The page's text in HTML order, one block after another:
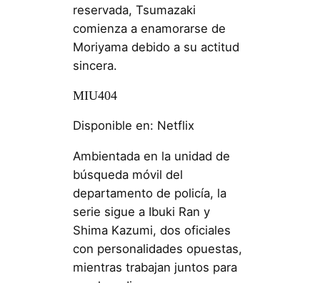
reservada, Tsumazaki
comienza a enamorarse de
Moriyama debido a su actitud
sincera.
MIU404
Disponible en: Netflix
Ambientada en la unidad de
búsqueda móvil del
departamento de policía, la
serie sigue a Ibuki Ran y
Shima Kazumi, dos oficiales
con personalidades opuestas,
mientras trabajan juntos para